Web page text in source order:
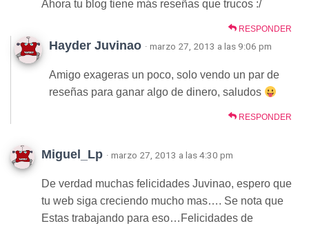
Ahora tu blog tiene más reseñas que trucos :/
RESPONDER
Hayder Juvinao · marzo 27, 2013 a las 9:06 pm
Amigo exageras un poco, solo vendo un par de
reseñas para ganar algo de dinero, saludos
RESPONDER
Miguel_Lp · marzo 27, 2013 a las 4:30 pm
De verdad muchas felicidades Juvinao, espero que
tu web siga creciendo mucho mas…. Se nota que
Estas trabajando para eso…Felicidades de